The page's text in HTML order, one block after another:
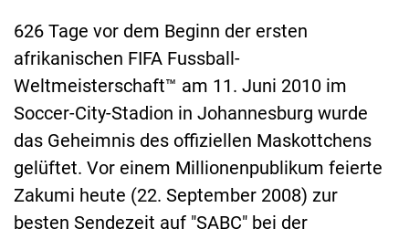
626 Tage vor dem Beginn der ersten
afrikanischen FIFA Fussball-
Weltmeisterschaft™ am 11. Juni 2010 im
Soccer-City-Stadion in Johannesburg wurde
das Geheimnis des offiziellen Maskottchens
gelüftet. Vor einem Millionenpublikum feierte
Zakumi heute (22. September 2008) zur
besten Sendezeit auf "SABC" bei der